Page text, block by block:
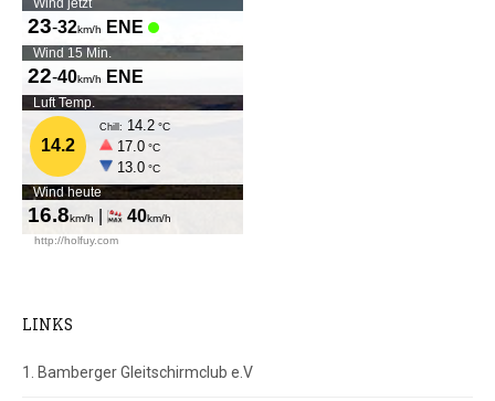
LINKS
1. Bamberger Gleitschirmclub e.V